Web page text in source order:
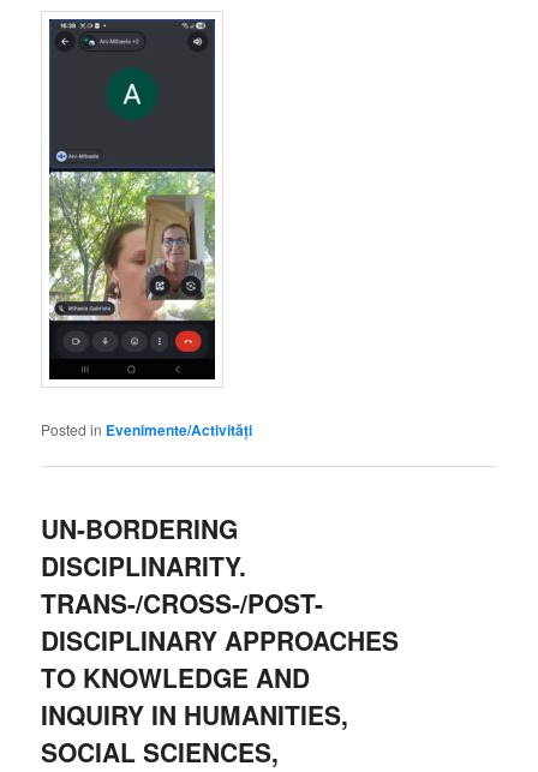
Posted in Evenimente/Activități
UN-BORDERING
DISCIPLINARITY.
TRANS-/CROSS-/POST-
DISCIPLINARY APPROACHES
TO KNOWLEDGE AND
INQUIRY IN HUMANITIES,
SOCIAL SCIENCES,